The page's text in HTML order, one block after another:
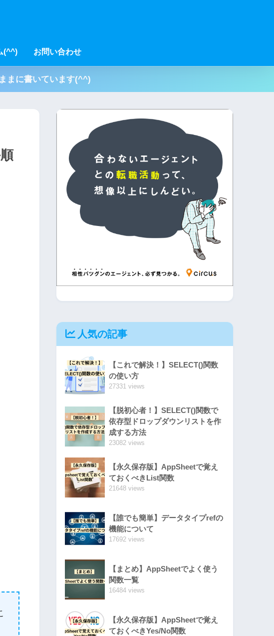
(^^) お問い合わせ
まに書いています(^^)
人気の記事
【これで解決！】SELECT()関数
の使い方
27331 views
【脱初心者！】SELECT()関数で
依存型ドロップダウンリストを作
成する方法
23082 views
【永久保存版】AppSheetで覚え
ておくべきList関数
21648 views
【誰でも簡単】データタイプrefの
機能について
17692 views
【まとめ】AppSheetでよく使う
関数一覧
16484 views
【永久保存版】AppSheetで覚え
ておくべきYes/No関数